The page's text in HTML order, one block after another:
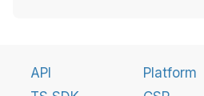
API
Platform